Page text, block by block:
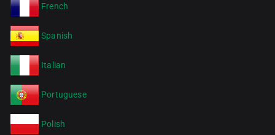
French
Spanish
Italian
Portuguese
Polish